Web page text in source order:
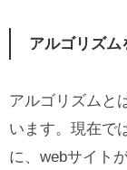
アルゴリズム
アルゴリズムと
います。現在で
に、webサイト